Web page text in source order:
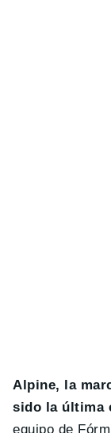
Alpine, la
sido la última
equipo de